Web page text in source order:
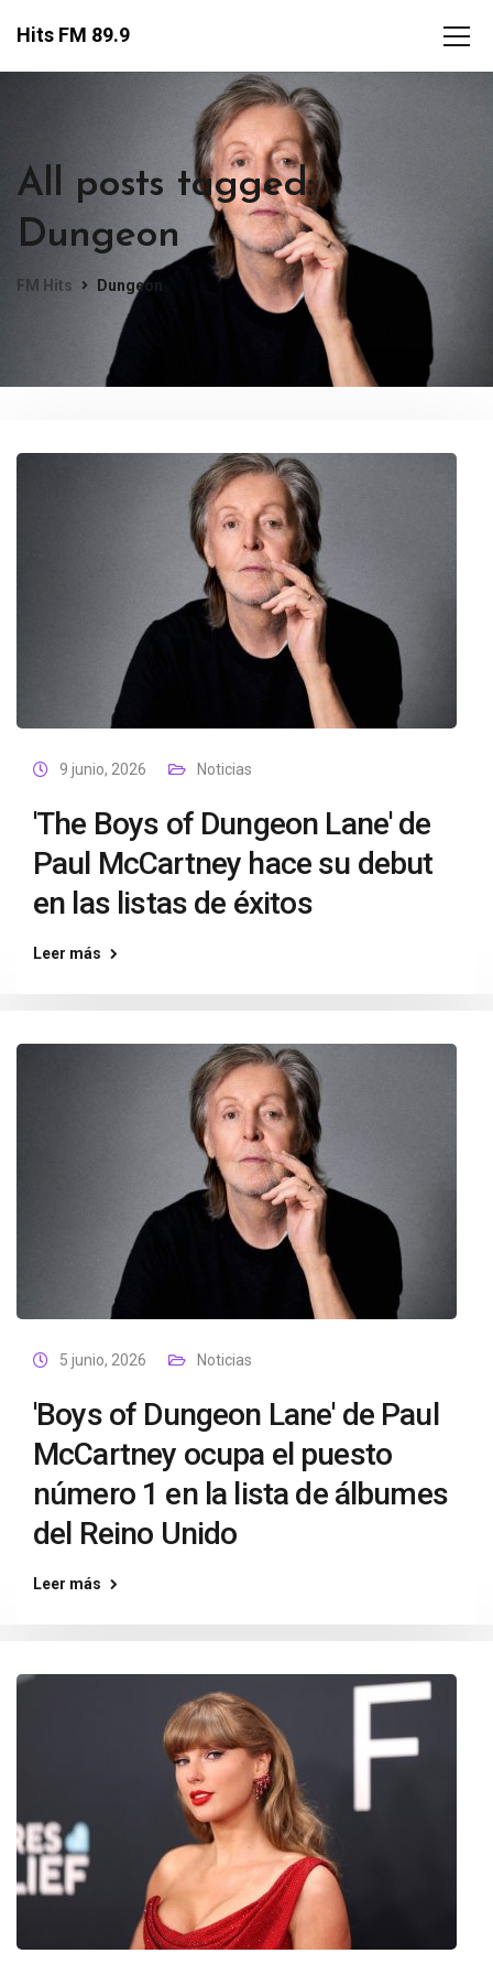
Hits FM 89.9
All posts tagged:
Dungeon
FM Hits Dungeon
9 junio, 2026 Noticias
'The Boys of Dungeon Lane' de
Paul McCartney hace su debut
en las listas de éxitos
Leer más
5 junio, 2026 Noticias
'Boys of Dungeon Lane' de Paul
McCartney ocupa el puesto
número 1 en la lista de álbumes
del Reino Unido
Leer más